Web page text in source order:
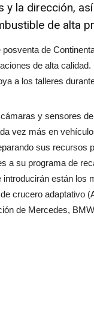
y la dirección,
de alta
de
de alta
a los talleres
y sensores
vez más en
sus recursos
a su programa de
están los
crucero adaptativo
de Mercedes,